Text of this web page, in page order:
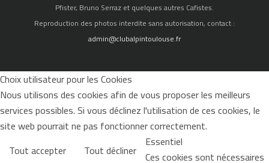
Pfister, Bruno Serraz et quelques autres Cafistes.
Reproduction des photos interdite sans autorisation, contact :
admin@clubalpintoulouse.fr
Choix utilisateur pour les Cookies
Nous utilisons des cookies afin de vous proposer les meilleurs
services possibles. Si vous déclinez l'utilisation de ces cookies, le
site web pourrait ne pas fonctionner correctement.
Tout accepter
Tout décliner Essentiel
Ces cookies sont nécessaires